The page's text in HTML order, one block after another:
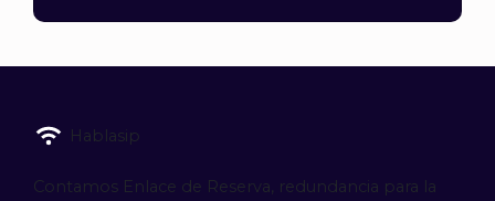
Hablasip
Contamos Enlace de Reserva, redundancia para la